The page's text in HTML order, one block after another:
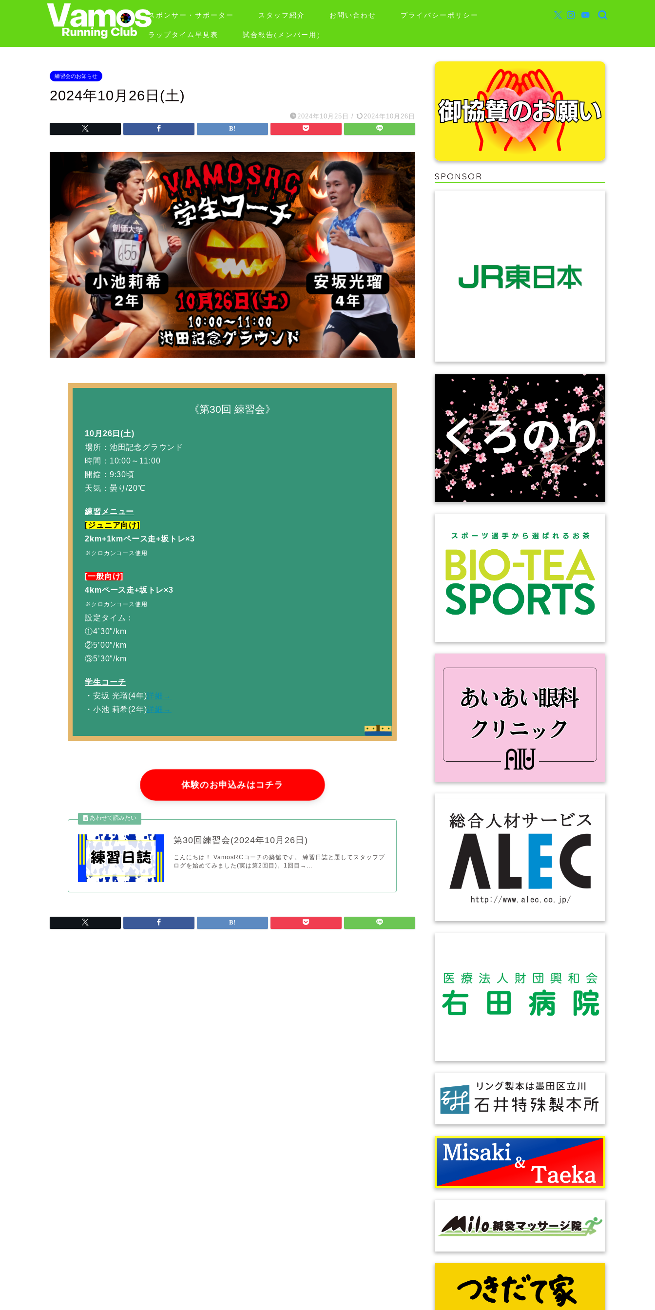
スポンサー・サポーター スタッフ紹介 お問い合わせ プライバシーポリシー
ラップタイム早見表 試合報告(メンバー用)
練習会のお知らせ
2024年10月26日(土)
2024年10月25日 / 2024年10月26日
《第30回 練習会》
10月26日(土)
場所：池田記念グラウンド
時間：10:00～11:00
開錠：9:30頃
天気：曇り/20℃
練習メニュー
[ジュニア向け]
2km+1kmペース走+坂トレ×3
※クロカンコース使用
[一般向け]
4kmペース走+坂トレ×3
※クロカンコース使用
設定タイム：
①4’30″/km
②5’00″/km
③5’30″/km
学生コーチ
・安坂 光瑠(4年)詳細→
・小池 莉希(2年)詳細→
体験のお申込みはコチラ
第30回練習会(2024年10月26日)
こんにちは！ VamosRCコーチの築舘です。 練習日誌と題してスタッフブ
ログを始めてみました(実は第2回目)。1回目→...
SPONSOR